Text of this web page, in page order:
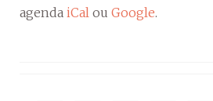
agenda iCal ou Google.